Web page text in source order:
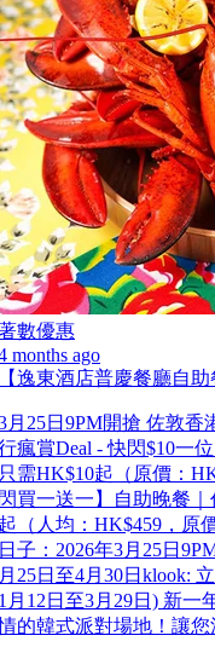
數優惠
months ago
逸東酒店普慶餐廳自
月25日9PM開搶 佐敦
瘋賞Deal - 快閃$10一
需HK$10起（原價：
買一送一】自助晚餐
（人均：HK$459，原
子：2026年3月25日
25日至4月30日klook:
月12日至3月29日) 新一
的韓式派對場地！讓您